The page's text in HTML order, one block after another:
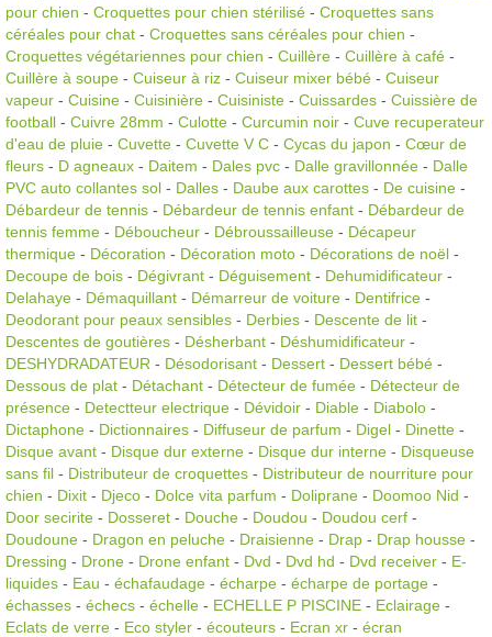
pour chien - Croquettes pour chien stérilisé - Croquettes sans
céréales pour chat - Croquettes sans céréales pour chien -
Croquettes végétariennes pour chien - Cuillère - Cuillère à café -
Cuillère à soupe - Cuiseur à riz - Cuiseur mixer bébé - Cuiseur
vapeur - Cuisine - Cuisinière - Cuisiniste - Cuissardes - Cuissière de
football - Cuivre 28mm - Culotte - Curcumin noir - Cuve recuperateur
d'eau de pluie - Cuvette - Cuvette V C - Cycas du japon - Cœur de
fleurs - D agneaux - Daitem - Dales pvc - Dalle gravillonnée - Dalle
PVC auto collantes sol - Dalles - Daube aux carottes - De cuisine -
Débardeur de tennis - Débardeur de tennis enfant - Débardeur de
tennis femme - Déboucheur - Débroussailleuse - Décapeur
thermique - Décoration - Décoration moto - Décorations de noël -
Decoupe de bois - Dégivrant - Déguisement - Dehumidificateur -
Delahaye - Démaquillant - Démarreur de voiture - Dentifrice -
Deodorant pour peaux sensibles - Derbies - Descente de lit -
Descentes de goutières - Désherbant - Déshumidificateur -
DESHYDRADATEUR - Désodorisant - Dessert - Dessert bébé -
Dessous de plat - Détachant - Détecteur de fumée - Détecteur de
présence - Detectteur electrique - Dévidoir - Diable - Diabolo -
Dictaphone - Dictionnaires - Diffuseur de parfum - Digel - Dinette -
Disque avant - Disque dur externe - Disque dur interne - Disqueuse
sans fil - Distributeur de croquettes - Distributeur de nourriture pour
chien - Dixit - Djeco - Dolce vita parfum - Doliprane - Doomoo Nid -
Door secirite - Dosseret - Douche - Doudou - Doudou cerf -
Doudoune - Dragon en peluche - Draisienne - Drap - Drap housse -
Dressing - Drone - Drone enfant - Dvd - Dvd hd - Dvd receiver - E-
liquides - Eau - échafaudage - écharpe - écharpe de portage -
échasses - échecs - échelle - ECHELLE P PISCINE - Eclairage -
Eclats de verre - Eco styler - écouteurs - Ecran xr - écran